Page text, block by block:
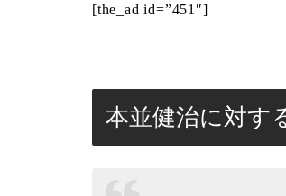
[the_ad id=”451″]
本並健治に対す